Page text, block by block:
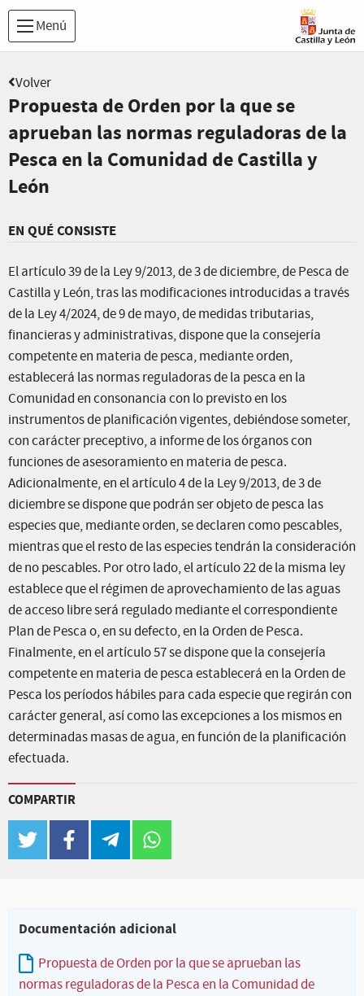
Menú
Volver
Propuesta de Orden por la que se
aprueban las normas reguladoras de la
Pesca en la Comunidad de Castilla y
León
EN QUÉ CONSISTE
El artículo 39 de la Ley 9/2013, de 3 de diciembre, de Pesca de
Castilla y León, tras las modificaciones introducidas a través
de la Ley 4/2024, de 9 de mayo, de medidas tributarias,
financieras y administrativas, dispone que la consejería
competente en materia de pesca, mediante orden,
establecerá las normas reguladoras de la pesca en la
Comunidad en consonancia con lo previsto en los
instrumentos de planificación vigentes, debiéndose someter,
con carácter preceptivo, a informe de los órganos con
funciones de asesoramiento en materia de pesca.
Adicionalmente, en el artículo 4 de la Ley 9/2013, de 3 de
diciembre se dispone que podrán ser objeto de pesca las
especies que, mediante orden, se declaren como pescables,
mientras que el resto de las especies tendrán la consideración
de no pescables. Por otro lado, el artículo 22 de la misma ley
establece que el régimen de aprovechamiento de las aguas
de acceso libre será regulado mediante el correspondiente
Plan de Pesca o, en su defecto, en la Orden de Pesca.
Finalmente, en el artículo 57 se dispone que la consejería
competente en materia de pesca establecerá en la Orden de
Pesca los períodos hábiles para cada especie que regirán con
carácter general, así como las excepciones a los mismos en
determinadas masas de agua, en función de la planificación
efectuada.
COMPARTIR
twitter facebook telegram
Documentación adicional
Propuesta de Orden por la que se aprueban las
normas reguladoras de la Pesca en la Comunidad de